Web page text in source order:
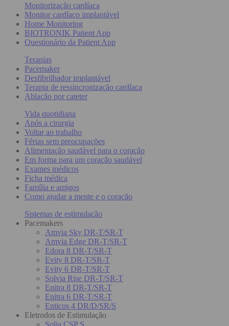
Monitorização cardíaca
Monitor cardíaco implantável
Home Monitoring
BIOTRONIK Patient App
Questionário da Patient App
Terapias
Pacemaker
Desfibrilhador implantável
Terapia de ressincronização cardíaca
Ablação por cateter
Vida quotidiana
Após a cirurgia
Voltar ao trabalho
Férias sem preocupações
Alimentação saudável para o coração
Em forma para um coração saudável
Exames médicos
Ficha médica
Família e amigos
Como ajudar a mente e o coração
Sistemas de estimulação
Pacemakers
Amvia Sky DR-T/SR-T
Amvia Edge DR-T/SR-T
Edora 8 DR-T/SR-T
Evity 8 DR-T/SR-T
Evity 6 DR-T/SR-T
Solvia Rise DR-T/SR-T
Enitra 8 DR-T/SR-T
Enitra 6 DR-T/SR-T
Enticos 4 DR/D/SR/S
Eletrodos de Estimulação
Solia CSP S